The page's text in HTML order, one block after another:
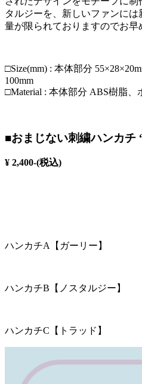
タルジーを、新しいファンに
量が限られておりますのでお早
□Size(mm) : 本体部分
100mm
□Material : 本体部分 ABS樹脂、
■おまじない刺繍ハンカチ
¥ 2,400-(税込)
ハンカチA【ガーリー】
ハンカチB【ノスタルジー】
ハンカチC【トラッド】